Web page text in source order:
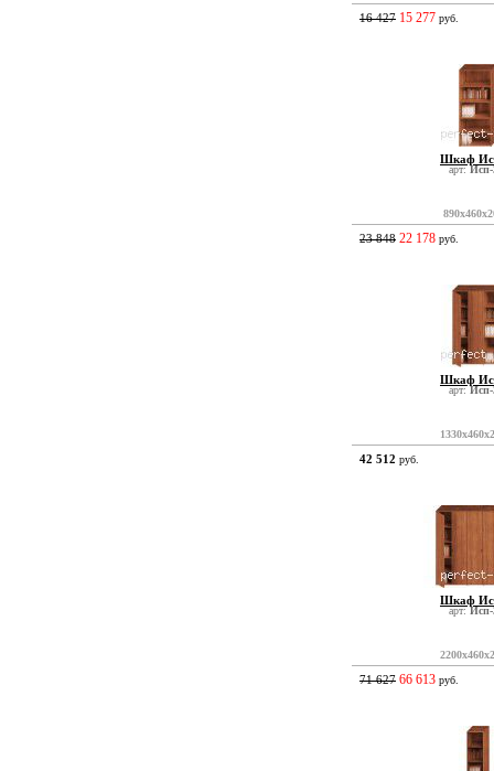
арт:Исп-
16 427 15 277 руб.
Шкаф
арт:Исп-
23 848 22 178 руб.
Шкаф
арт:Исп-
42 512 руб.
Шкаф
71 627 66 613 руб.